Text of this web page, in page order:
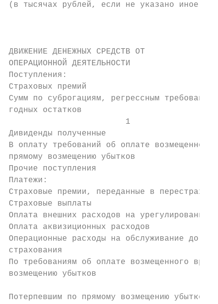
(в тысячах рублей, если не указано иное)
ДВИЖЕНИЕ ДЕНЕЖНЫХ СРЕДСТВ ОТ
ОПЕРАЦИОННОЙ ДЕЯТЕЛЬНОСТИ
Поступления:
Страховых премий
Сумм по суброгациям, регрессным
годных остатков
                        1
Дивиденды полученные
В оплату требований об оплате возмещенного
прямому возмещению убытков
Прочие поступления
Платежи:
Страховые премии, переданные в
Страховые выплаты
Оплата внешних расходов на
Оплата аквизиционных расходов
Операционные расходы на обслуживание
страхования
По требованиям об оплате возмещенного
возмещению убытков
Потерпевшим по прямому